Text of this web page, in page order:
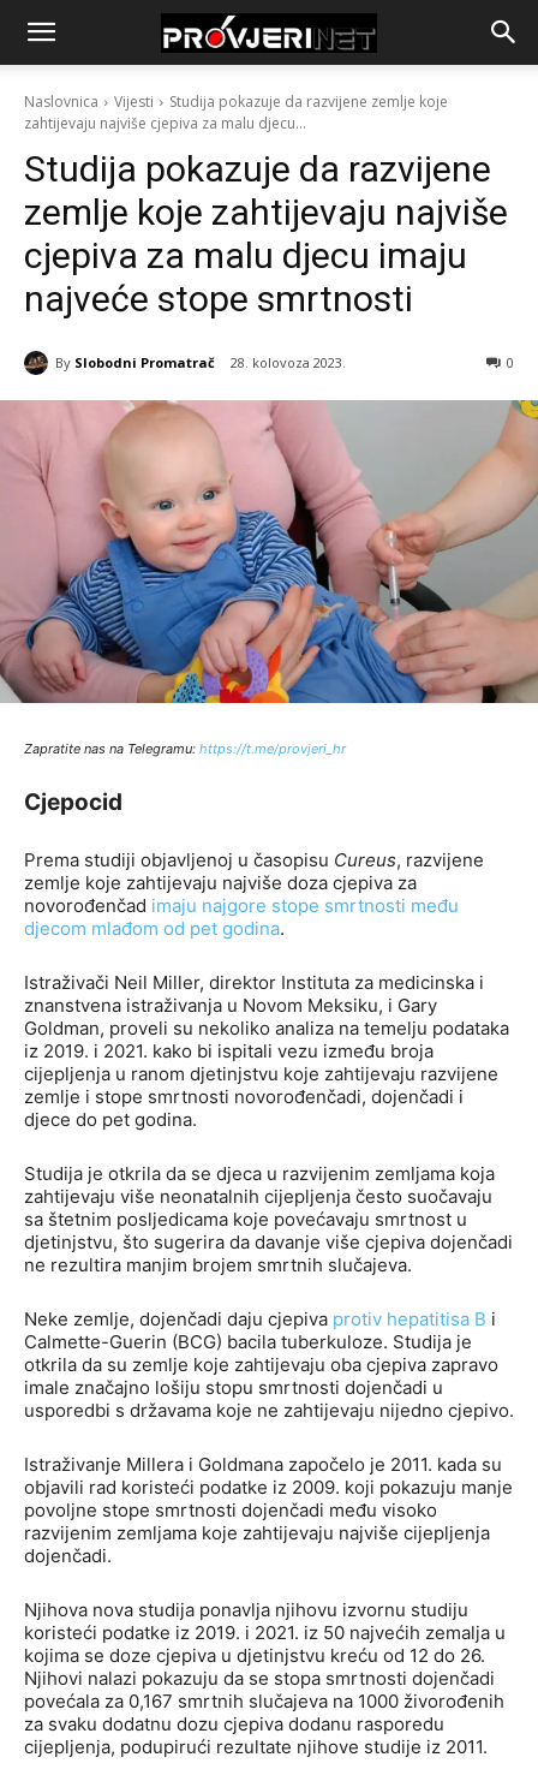
Naslovnica Vijesti
Studija pokazuje da razvijene zemlje koje
zahtijevaju najviše cjepiva za malu djecu...
Studija pokazuje da razvijene
zemlje koje zahtijevaju najviše
cjepiva za malu djecu imaju
najveće stope smrtnosti
By Slobodni Promatrač 28. kolovoza 2023. 0
Zapratite nas na Telegramu: https://t.me/provjeri_hr
Cjepocid
Prema studiji objavljenoj u časopisu Cureus, razvijene
zemlje koje zahtijevaju najviše doza cjepiva za
novorođenčad imaju najgore stope smrtnosti među
djecom mlađom od pet godina.
Istraživači Neil Miller, direktor Instituta za medicinska i
znanstvena istraživanja u Novom Meksiku, i Gary
Goldman, proveli su nekoliko analiza na temelju podataka
iz 2019. i 2021. kako bi ispitali vezu između broja
cijepljenja u ranom djetinjstvu koje zahtijevaju razvijene
zemlje i stope smrtnosti novorođenčadi, dojenčadi i
djece do pet godina.
Studija je otkrila da se djeca u razvijenim zemljama koja
zahtijevaju više neonatalnih cijepljenja često suočavaju
sa štetnim posljedicama koje povećavaju smrtnost u
djetinjstvu, što sugerira da davanje više cjepiva dojenčadi
ne rezultira manjim brojem smrtnih slučajeva.
Neke zemlje, dojenčadi daju cjepiva protiv hepatitisa B i
Calmette-Guerin (BCG) bacila tuberkuloze. Studija je
otkrila da su zemlje koje zahtijevaju oba cjepiva zapravo
imale značajno lošiju stopu smrtnosti dojenčadi u
usporedbi s državama koje ne zahtijevaju nijedno cjepivo.
Istraživanje Millera i Goldmana započelo je 2011. kada su
objavili rad koristeći podatke iz 2009. koji pokazuju manje
povoljne stope smrtnosti dojenčadi među visoko
razvijenim zemljama koje zahtijevaju najviše cijepljenja
dojenčadi.
Njihova nova studija ponavlja njihovu izvornu studiju
koristeći podatke iz 2019. i 2021. iz 50 najvećih zemalja u
kojima se doze cjepiva u djetinjstvu kreću od 12 do 26.
Njihovi nalazi pokazuju da se stopa smrtnosti dojenčadi
povećala za 0,167 smrtnih slučajeva na 1000 živorođenih
za svaku dodatnu dozu cjepiva dodanu rasporedu
cijepljenja, podupirući rezultate njihove studije iz 2011.